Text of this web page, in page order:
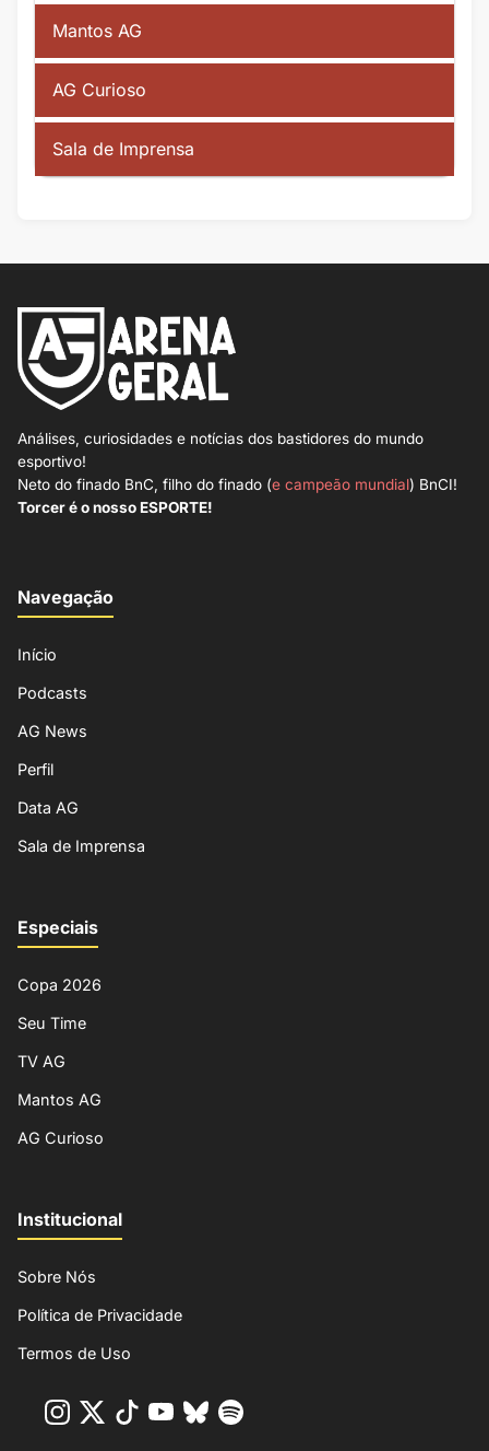
Mantos AG
AG Curioso
Sala de Imprensa
Análises, curiosidades e notícias dos bastidores do mundo
esportivo!
Neto do finado BnC, filho do finado (e campeão mundial) BnCI!
Torcer é o nosso ESPORTE!
Navegação
Início
Podcasts
AG News
Perfil
Data AG
Sala de Imprensa
Especiais
Copa 2026
Seu Time
TV AG
Mantos AG
AG Curioso
Institucional
Sobre Nós
Política de Privacidade
Termos de Uso